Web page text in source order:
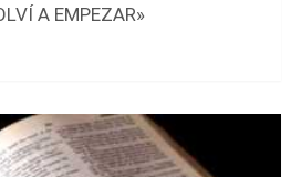
A EMPEZAR»